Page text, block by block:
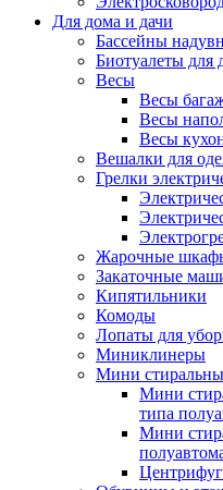
Для дома и дачи
Бассейны
Биотуалеты для
Весы
Весы
Весы
Весы
Вешалки для
Грелки
Жарочные
Закаточные
Кипятильники
Комоды
Лопаты для
Миниклинеры
Мини
Мини
типа
Мини